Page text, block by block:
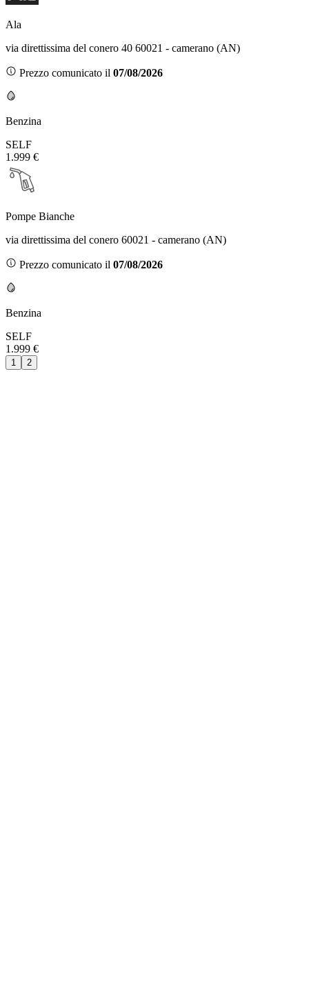
Ala
via direttissima del conero 40 60021 - camerano (AN)
Prezzo comunicato il 07/08/2026
Benzina
SELF
1.999 €
Pompe Bianche
via direttissima del conero 60021 - camerano (AN)
Prezzo comunicato il 07/08/2026
Benzina
SELF
1.999 €
1 2